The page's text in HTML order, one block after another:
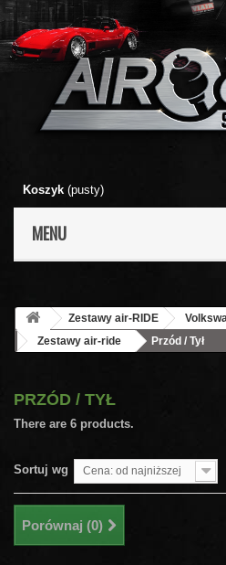
Koszyk (pusty)
MENU
Zestawy air-RIDE
Zestawy air-ride
Przód / Tył
PRZÓD / TYŁ
There are 6 products.
Sortuj wg Cena: od najniższej
Porównaj (0)